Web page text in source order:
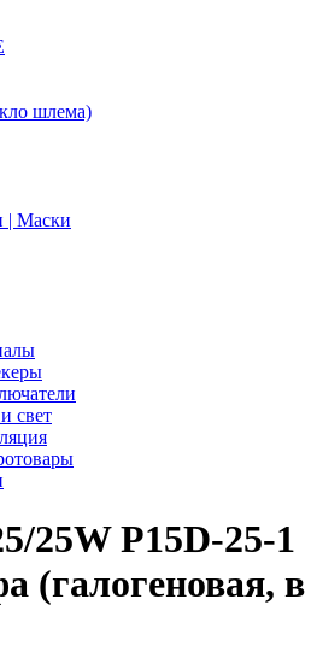
шлема)
| Маски
свет
25W P15D-25-1
(галогеновая, в